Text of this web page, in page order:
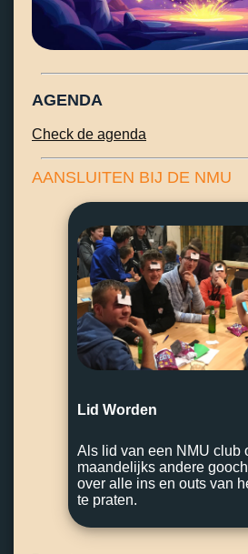
AGENDA
Check de agenda
AANSLUITEN BIJ DE NMU
Lid Worden
Als lid van een NMU club
maandelijks andere
over alle ins en outs van
te praten.